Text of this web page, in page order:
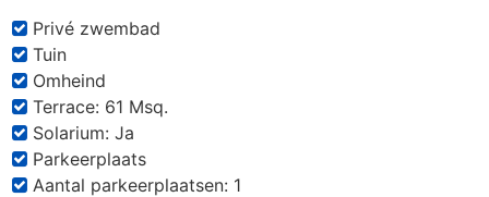
Privé zwembad
Tuin
Omheind
Terrace: 61 Msq.
Solarium: Ja
Parkeerplaats
Aantal parkeerplaatsen: 1